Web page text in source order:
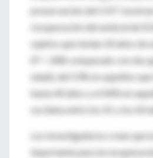
preservación del CNT
recuperación del umbral de
sujetos que tenían 20 años de
(P = .008 comparado con dos
edad), del 53% en aquellos
hasta 40 años y el 44% en
oscilaba entre los 41 y los 60
Los investigadores creen que
importante para la